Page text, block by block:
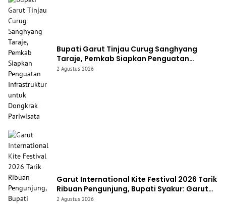
Bupati Garut Tinjau Curug Sanghyang
Taraje, Pemkab Siapkan Penguatan
Infrastruktur untuk Dongkrak Pariwisata
2 Agustus 2026
Garut International Kite Festival 2026 Tarik
Ribuan Pengunjung, Bupati Syakur: Garut
Makin Dikenal Dunia
2 Agustus 2026